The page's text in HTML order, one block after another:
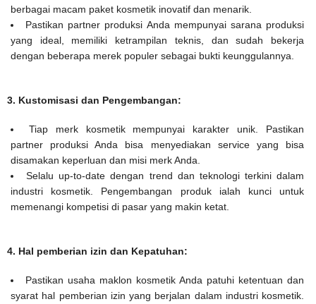
berbagai macam paket kosmetik inovatif dan menarik.
Pastikan partner produksi Anda mempunyai sarana produksi
yang ideal, memiliki ketrampilan teknis, dan sudah bekerja
dengan beberapa merek populer sebagai bukti keunggulannya.
3. Kustomisasi dan Pengembangan:
Tiap merk kosmetik mempunyai karakter unik. Pastikan
partner produksi Anda bisa menyediakan service yang bisa
disamakan keperluan dan misi merk Anda.
Selalu up-to-date dengan trend dan teknologi terkini dalam
industri kosmetik. Pengembangan produk ialah kunci untuk
memenangi kompetisi di pasar yang makin ketat.
4. Hal pemberian izin dan Kepatuhan:
Pastikan usaha maklon kosmetik Anda patuhi ketentuan dan
syarat hal pemberian izin yang berjalan dalam industri kosmetik.